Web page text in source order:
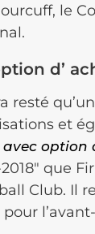
, le
.
d’
resté
et
avec
que
Club. Il